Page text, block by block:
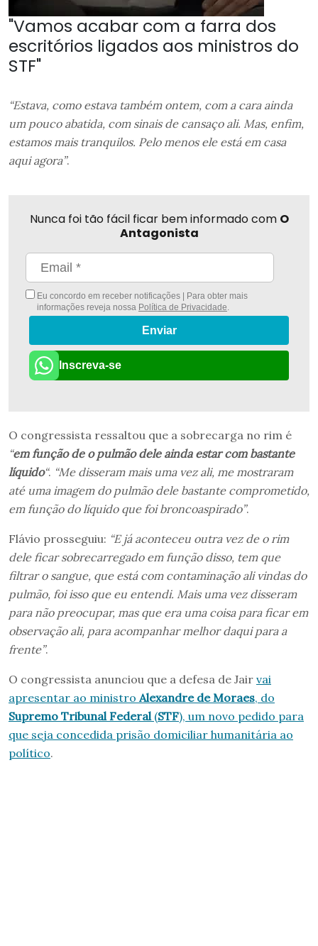
"Vamos acabar com a farra dos
escritórios ligados aos ministros do
STF"
“Estava, como estava também ontem, com a cara ainda
um pouco abatida, com sinais de cansaço ali. Mas, enfim,
estamos mais tranquilos. Pelo menos ele está em casa
aqui agora”.
Nunca foi tão fácil ficar bem informado com O
Antagonista
Eu concordo em receber notificações | Para obter mais
informações reveja nossa Política de Privacidade.
Enviar
Inscreva-se
O congressista ressaltou que a sobrecarga no rim é
“em função de o pulmão dele ainda estar com bastante
líquido“. “Me disseram mais uma vez ali, me mostraram
até uma imagem do pulmão dele bastante comprometido,
em função do líquido que foi broncoaspirado”.
Flávio prosseguiu: “E já aconteceu outra vez de o rim
dele ficar sobrecarregado em função disso, tem que
filtrar o sangue, que está com contaminação ali vindas do
pulmão, foi isso que eu entendi. Mais uma vez disseram
para não preocupar, mas que era uma coisa para ficar em
observação ali, para acompanhar melhor daqui para a
frente”.
O congressista anunciou que a defesa de Jair vai
apresentar ao ministro Alexandre de Moraes, do
Supremo Tribunal Federal (STF), um novo pedido para
que seja concedida prisão domiciliar humanitária ao
político.